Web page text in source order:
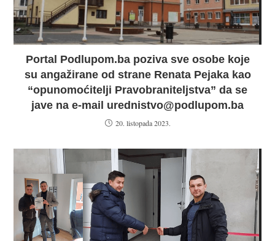
Portal Podlupom.ba poziva sve osobe koje
su angažirane od strane Renata Pejaka kao
“opunomoćitelji Pravobraniteljstva” da se
jave na e-mail urednistvo@podlupom.ba
20. listopada 2023.